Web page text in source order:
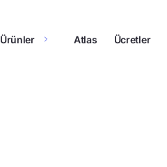
Ürünler Atlas Ücretler